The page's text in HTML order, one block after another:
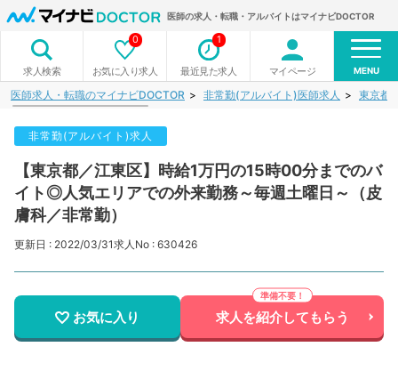
医師の求人・転職・アルバイトはマイナビDOCTOR
求人検索 お気に入り求人
0
最近見た求人
1
マイページ MENU
医師求人・転職のマイナビDOCTOR 非常勤(アルバイト)医師求人 東京都
非常勤(アルバイト)求人
【東京都／江東区】時給1万円の15時00分までのバ
イト◎人気エリアでの外来勤務～毎週土曜日～（皮
膚科／非常勤）
更新日 : 2022/03/31求人No : 630426
お気に入り 求人を紹介してもらう